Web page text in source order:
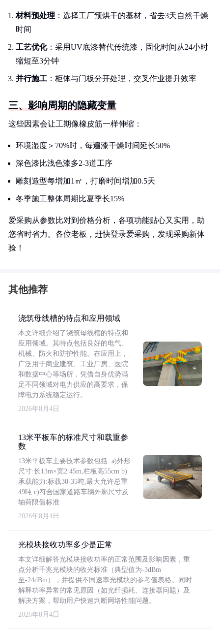
材料预处理 ：选择工厂预烘干的基材，省去3天自然干燥
时间
工艺优化：采用UV底漆替代传统漆，固化时间从24小时
缩短至3分钟
并行施工 ：柜体与门板分开处理，交叉作业提升效率
三、影响周期的隐藏变量
这些因素会让工期像橡皮筋一样伸缩：
环境湿度＞70%时，每遍漆干燥时间延长50%
深色漆比浅色漆多2-3道工序
雕刻造型每增加1㎡，打磨时间增加0.5天
冬季施工整体周期比夏季长15%
爱采购从参数比对到价格分析，各项功能贴心又实用，助
您省时省力。各位老板，赶快登录爱采购，发现采购新体
验！
其他推荐
浇筑母线槽的特点和应用领域
本文详细介绍了浇筑母线槽的特点和
应用领域。其特点包括良好的电气、
机械、防火和防护性能。在应用上，
广泛用于商业建筑、工业厂房、医院
和数据中心等场所，凭借自身优势满
足不同领域对电力供应的高要求，保
障电力系统稳定运行。
2026年8月4日
13米平板车的标准尺寸和载重参
数
13米平板车主要技术参数包括: a)外形
尺寸:长13m×宽2.45m,栏板高55cm b)
承载能力:标载30-35吨,最大允许总重
49吨 c)符合国家道路车辆外廓尺寸及
轴荷限值标准
2026年8月4日
光模块接收功率多少是正常
本文详细解答光模块接收功率的正常范围及影响因素，重
点分析千兆光模块的收光标准（典型值为-3dBm
至-24dBm），并提供不同速率光模块的参考值表格。同时
解释功率异常的常见原因（如光纤损耗、连接器问题）及
解决方案，帮助用户快速判断网络性能问题。
2026年8月4日